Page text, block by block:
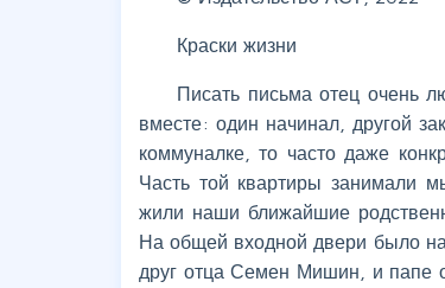
Краски жизни
Писать письма отец очень
вместе: один начинал, другой
коммуналке, то часто даже
Часть той квартиры занимали
жили наши ближайшие
На общей входной двери было
друг отца Семен Мишин, и папе